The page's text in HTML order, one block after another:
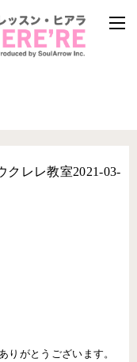
クレレ教室2021-03-
りがとうございます。